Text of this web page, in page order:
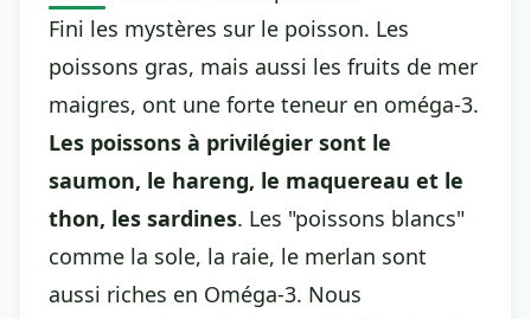
Fini les mystères sur le poisson. Les
poissons gras, mais aussi les fruits de mer
maigres, ont une forte teneur en oméga-3.
Les poissons à privilégier sont le
saumon, le hareng, le maquereau et le
thon, les sardines. Les "poissons blancs"
comme la sole, la raie, le merlan sont
aussi riches en Oméga-3. Nous